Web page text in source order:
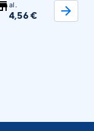
al.
4,56 €